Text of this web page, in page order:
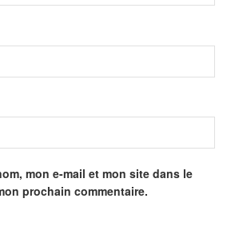
mon e-mail et mon site dans le
prochain commentaire.